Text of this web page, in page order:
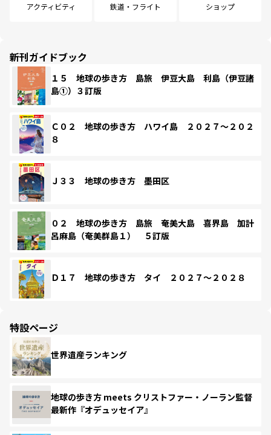
アクティビティ 鉄道・フライト ショップ
新刊ガイドブック
１５ 地球の歩き方 島旅 伊豆大島 利島（伊豆諸
島①）３訂版
Ｃ０２ 地球の歩き方 ハワイ島 ２０２７～２０２
８
Ｊ３３ 地球の歩き方 墨田区
０２ 地球の歩き方 島旅 奄美大島 喜界島 加計
呂麻島（奄美群島１） ５訂版
Ｄ１７ 地球の歩き方 タイ ２０２７～２０２８
特設ページ
世界遺産ランキング
地球の歩き方 meets クリストファー・ノーラン監督
最新作『オデュッセイア』